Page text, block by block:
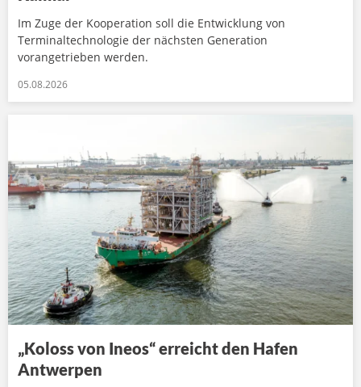
Im Zuge der Kooperation soll die Entwicklung von
Terminaltechnologie der nächsten Generation
vorangetrieben werden.
05.08.2026
„Koloss von Ineos“ erreicht den Hafen
Antwerpen